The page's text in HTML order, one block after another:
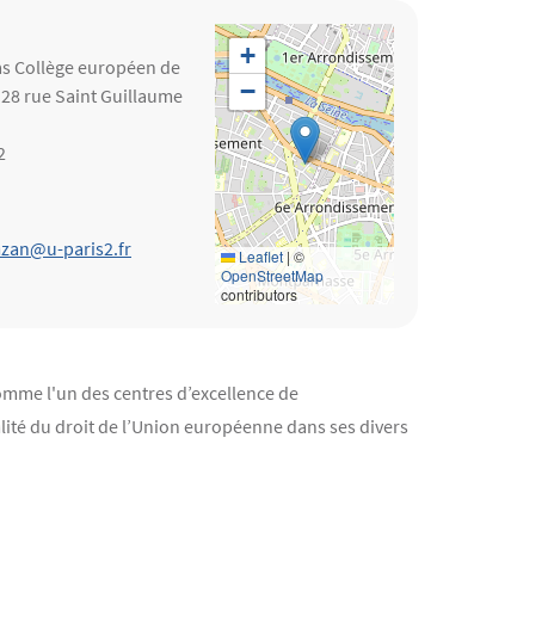
Collège européen de
rue Saint Guillaume
paris2.fr
Géolocalisation
+
−
Leaflet |©
OpenStreetMap
contributors
l'un des centres d’excellence de
du droit de l’Union européenne dans ses divers